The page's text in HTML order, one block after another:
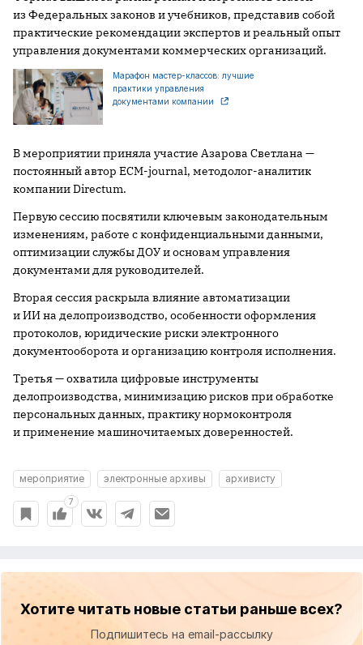
из Федеральных законов и учебников, представив собой
практические рекомендации экспертов и реальный опыт
управления документами коммерческих организаций.
Марафон мастер-классов: лучшие
практики управления
документами компании
В мероприятии приняла участие Азарова Светлана —
постоянный автор ECM-journal, методолог-аналитик
компании Directum.
Первую сессию посвятили ключевым законодательным
изменениям, работе с конфиденциальными данными,
оптимизации службы ДОУ и основам управления
документами для руководителей.
Вторая сессия раскрыла влияние автоматизации
и ИИ на делопроизводство, особенности оформления
протоколов, юридические риски электронного
документооборота и организацию контроля исполнения.
Третья — охватила цифровые инструменты
делопроизводства, минимизацию рисков при обработке
персональных данных, практику нормоконтроля
и применение машиночитаемых доверенностей.
мероприятие электронные архивы архивисту
7
Хотите читать новые статьи раньше всех?
Подпишитесь на email-рассылку